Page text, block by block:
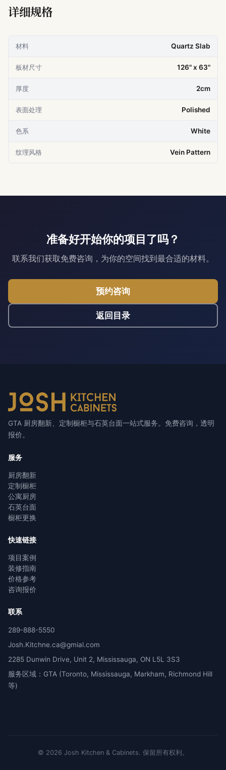
详细规格
材料 Quartz Slab
板材尺寸 126" x 63"
厚度 2cm
表面处理 Polished
色系 White
纹理风格 Vein Pattern
准备好开始你的项目了吗？
联系我们获取免费咨询，为你的空间找到最合适的材料。
预约咨询
返回目录
GTA 厨房翻新、定制橱柜与石英台面一站式服务。免费咨询，透明
报价。
服务
厨房翻新
定制橱柜
公寓厨房
石英台面
橱柜更换
快速链接
项目案例
装修指南
价格参考
咨询报价
联系
289-888-5550
Josh.Kitchne.ca@gmial.com
2285 Dunwin Drive, Unit 2, Mississauga, ON L5L 3S3
服务区域：GTA (Toronto, Mississauga, Markham, Richmond Hill
等)
© 2026 Josh Kitchen & Cabinets. 保留所有权利。